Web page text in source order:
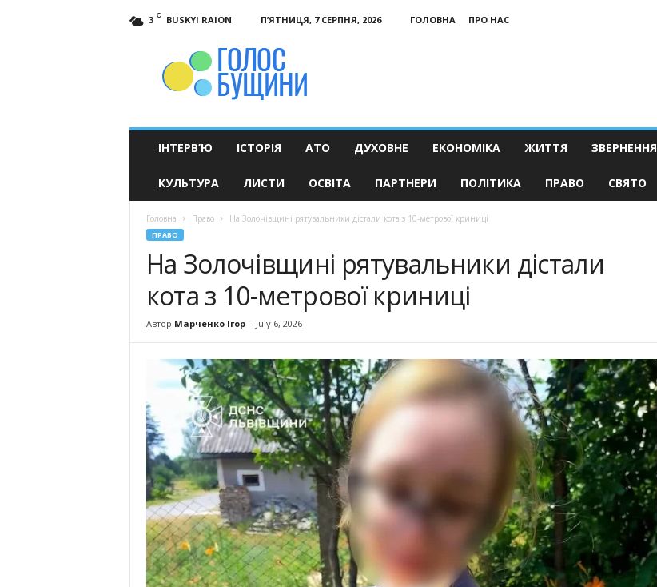
3 C BUSKYI RAION П’ЯТНИЦЯ, 7 СЕРПНЯ, 2026 ГОЛОВНА
ПРО НАС
ІНТЕРВ’Ю ІСТОРІЯ АТО ДУХОВНЕ ЕКОНОМІКА ЖИТТЯ ЗВЕРНЕННЯ
КУЛЬТУРА ЛИСТИ ОСВІТА ПАРТНЕРИ ПОЛІТИКА ПРАВО СВЯТО
Головна Право На Золочівщині рятувальники дістали кота з 10-метрової криниці
ПРАВО
На Золочівщині рятувальники дістали
кота з 10-метрової криниці
Автор Марченко Ігор- July 6, 2026